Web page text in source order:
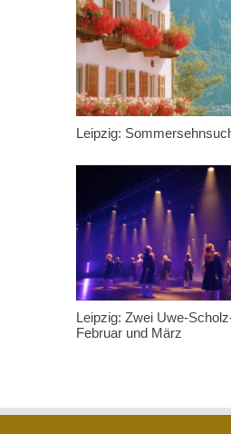
Leipzig:
Leipzig: Zwei Uwe-
Februar und März